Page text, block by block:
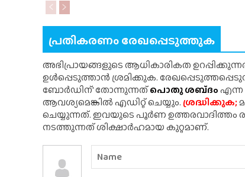
പ്രതികരണം രേഖപ്പെടുത്തുക
അഭിപ്രായങ്ങളുടെ ആധികാരികത
ഉൾപ്പെടുത്താൻ ശ്രമിക്കുക.
ബോർഡിന്' തോന്നുന്നത്പൊതു ശബ്‌ദംഎന്ന
ആവശ്യമെങ്കിൽ എഡിറ്റ് ചെയ്യും.ശ്രദ്ധിക്കുക;
ചെയ്യുന്നത്. ഇവയുടെ പൂർണ ഉത്തരവാദിത്തം
നടത്തുന്നത് ശിക്ഷാർഹമായ കുറ്റമാണ്.